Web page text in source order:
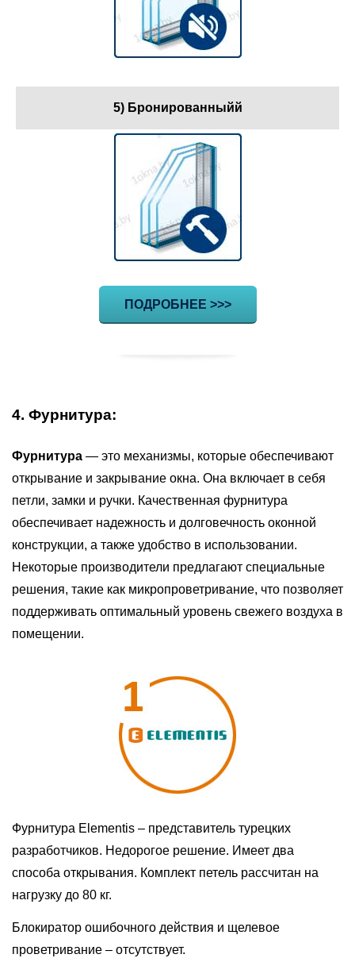
5) Бронированныйй
ПОДРОБНЕЕ >>>
4. Фурнитура:
Фурнитура — это механизмы, которые обеспечивают
открывание и закрывание окна. Она включает в себя
петли, замки и ручки. Качественная фурнитура
обеспечивает надежность и долговечность оконной
конструкции, а также удобство в использовании.
Некоторые производители предлагают специальные
решения, такие как микропроветривание, что позволяет
поддерживать оптимальный уровень свежего воздуха в
помещении.
Фурнитура Elementis – представитель турецких
разработчиков. Недорогое решение. Имеет два
способа открывания. Комплект петель рассчитан на
нагрузку до 80 кг.
Блокиратор ошибочного действия и щелевое
проветривание – отсутствует.